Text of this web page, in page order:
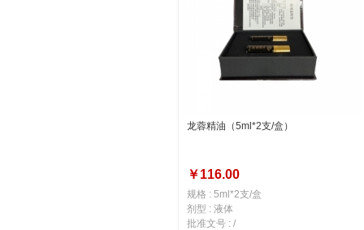
龙蓉精油（5ml*2支/盒）
￥116.00
规格 : 5ml*2支/盒
剂型 : 液体
批准文号 : /